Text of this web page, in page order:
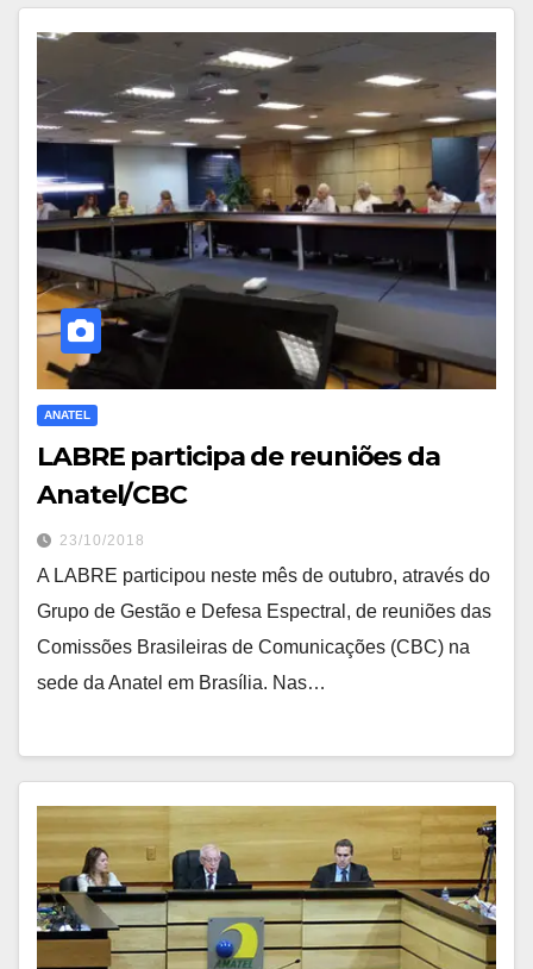
ANATEL
LABRE participa de reuniões da
Anatel/CBC
23/10/2018
A LABRE participou neste mês de outubro, através do
Grupo de Gestão e Defesa Espectral, de reuniões das
Comissões Brasileiras de Comunicações (CBC) na
sede da Anatel em Brasília. Nas…